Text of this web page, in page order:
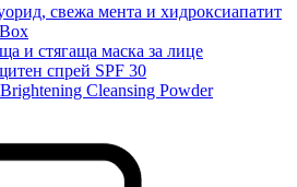
свежа мента и хидроксиапатит
и стягаща маска за лице
спрей SPF 30
Cleansing Powder